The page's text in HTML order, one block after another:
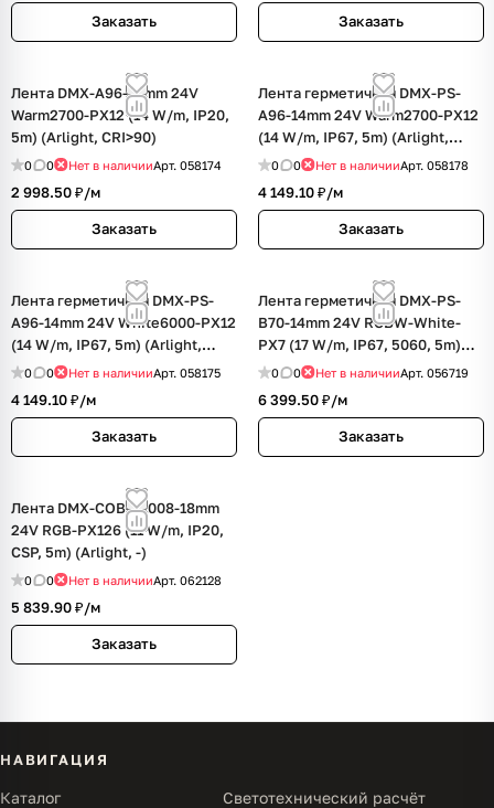
Заказать Заказать
Лента DMX-A96-12mm 24V
Warm2700-PX12 (14 W/m, IP20,
5m) (Arlight, CRI>90)
0 0 Нет в наличииАрт. 058174
2 998.50 ₽/м
Заказать
Лента герметичная DMX-PS-
A96-14mm 24V Warm2700-PX12
(14 W/m, IP67, 5m) (Arlight,
CRI>90)
0 0 Нет в наличииАрт. 058178
4 149.10 ₽/м
Заказать
Лента герметичная DMX-PS-
A96-14mm 24V White6000-PX12
(14 W/m, IP67, 5m) (Arlight,
CRI>90)
0 0 Нет в наличииАрт. 058175
4 149.10 ₽/м
Заказать
Лента герметичная DMX-PS-
B70-14mm 24V RGBW-White-
PX7 (17 W/m, IP67, 5060, 5m)
(Arlight, CRI>90)
0 0 Нет в наличииАрт. 056719
6 399.50 ₽/м
Заказать
Лента DMX-COB-X1008-18mm
24V RGB-PX126 (11 W/m, IP20,
CSP, 5m) (Arlight, -)
0 0 Нет в наличииАрт. 062128
5 839.90 ₽/м
Заказать
НАВИГАЦИЯ
Каталог Светотехнический расчёт